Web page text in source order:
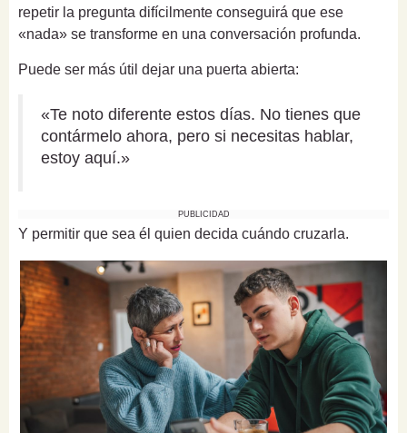
repetir la pregunta difícilmente conseguirá que ese
«nada» se transforme en una conversación profunda.
Puede ser más útil dejar una puerta abierta:
«Te noto diferente estos días. No tienes que
contármelo ahora, pero si necesitas hablar,
estoy aquí.»
PUBLICIDAD
Y permitir que sea él quien decida cuándo cruzarla.